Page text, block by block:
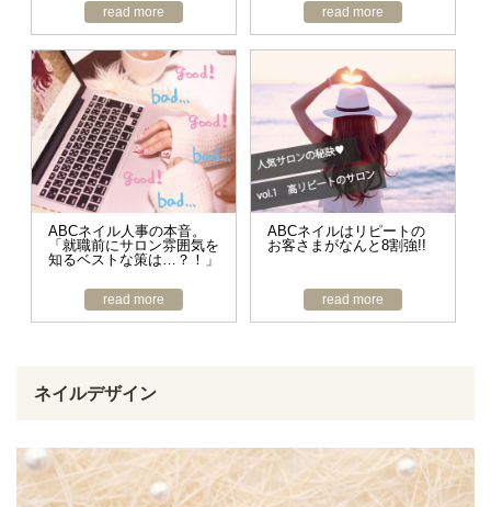
read more read more
ABCネイル人事の本音。
「就職前にサロン雰囲気を
知るベストな策は…？！」
read more
ABCネイルはリピートの
お客さまがなんと8割強!!
read more
ネイルデザイン